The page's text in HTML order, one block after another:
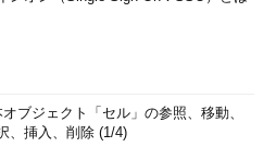
ブジェクト「セル」の参照、移動、
、挿入、削除 (1/4)